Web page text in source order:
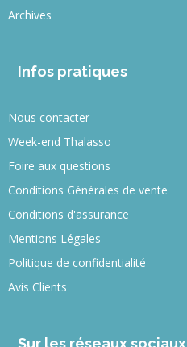
Archives
Infos pratiques
Nous contacter
Week-end Thalasso
Foire aux questions
Conditions Générales de vente
Conditions d'assurance
Mentions Légales
Politique de confidentialité
Avis Clients